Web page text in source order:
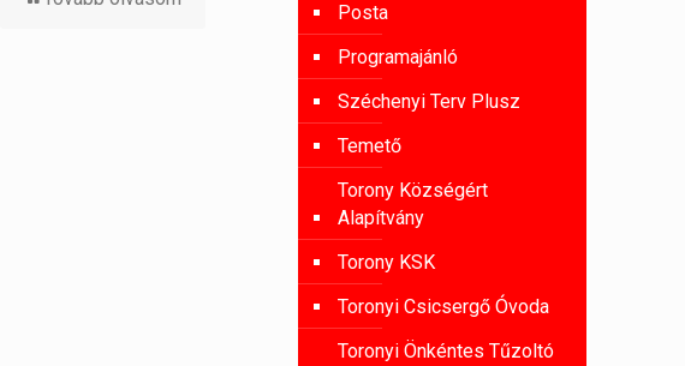
Posta
Programajánló
Széchenyi Terv Plusz
Temető
Torony Községért
Alapítvány
Torony KSK
Toronyi Csicsergő Óvoda
Toronyi Önkéntes Tűzoltó